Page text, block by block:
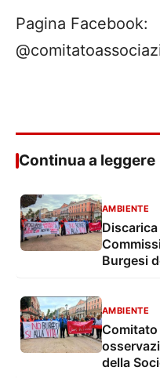
​Pagina Facebook:
Continua a leggere
AMBIENTE
Burgesi
AMBIENTE
della